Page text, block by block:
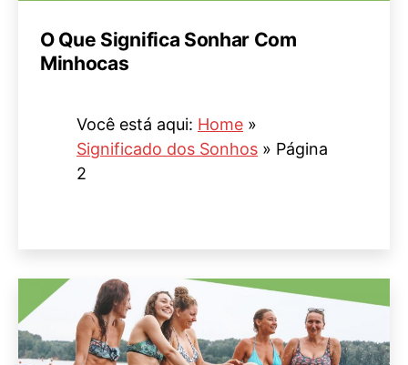
O Que Significa Sonhar Com
Minhocas
Você está aqui: Home »
Significado dos Sonhos » Página
2